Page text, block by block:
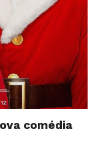
comédia